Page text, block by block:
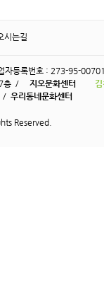
시는길
자등록번호 : 273-95-
7층 /
지오문화센터
/ 우리동네문화센터
Reserved.